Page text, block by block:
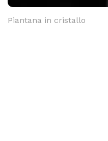
Piantana in cristallo